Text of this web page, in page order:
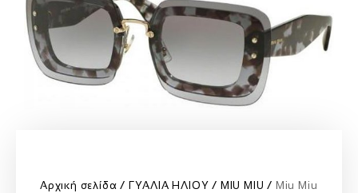
Αρχική σελίδα ΓΥΑΛΙΑ ΗΛΙΟΥ MIU MIU Miu Miu